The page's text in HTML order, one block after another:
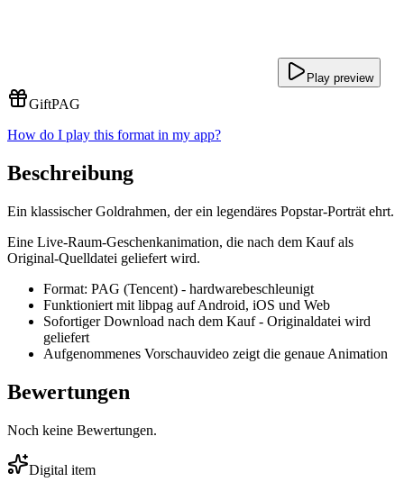
Play preview
GiftPAG
How do I play this format in my app?
Beschreibung
Ein klassischer Goldrahmen, der ein legendäres Popstar-Porträt ehrt.
Eine Live-Raum-Geschenkanimation, die nach dem Kauf als
Original-Quelldatei geliefert wird.
Format: PAG (Tencent) - hardwarebeschleunigt
Funktioniert mit libpag auf Android, iOS und Web
Sofortiger Download nach dem Kauf - Originaldatei wird
geliefert
Aufgenommenes Vorschauvideo zeigt die genaue Animation
Bewertungen
Noch keine Bewertungen.
Digital item